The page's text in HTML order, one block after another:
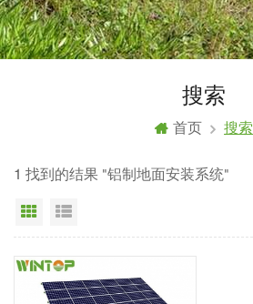
搜索
首页 搜索
1 找到的结果 "铝制地面安装系统"
网格视图